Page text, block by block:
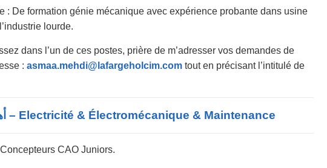
: De formation génie mécanique avec expérience probante dans usine
lourde.
dans l’un de ces postes, prière de m’adresser vos demandes de
: asmaa.mehdi@lafargeholcim.com tout en précisant l’intitulé de
Electricité & Électromécanique & Maintenance – أهم اعلانات
CAO Juniors.